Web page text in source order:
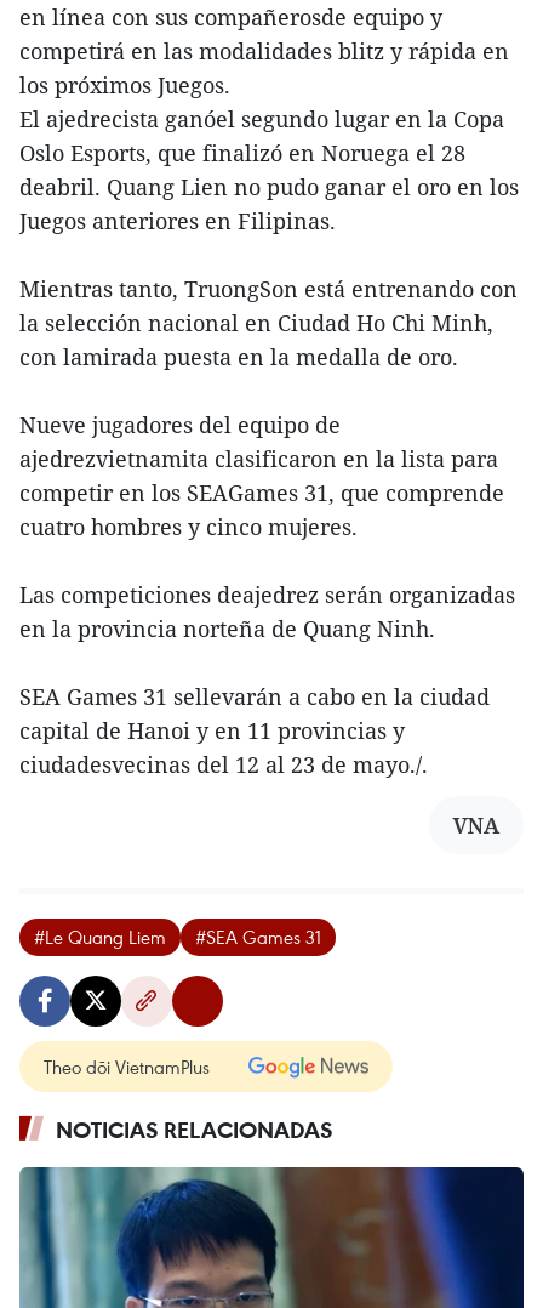
en línea con sus compañerosde equipo y
competirá en las modalidades blitz y rápida en
los próximos Juegos.
El ajedrecista ganóel segundo lugar en la Copa
Oslo Esports, que finalizó en Noruega el 28
deabril. Quang Lien no pudo ganar el oro en los
Juegos anteriores en Filipinas.
Mientras tanto, TruongSon está entrenando con
la selección nacional en Ciudad Ho Chi Minh,
con lamirada puesta en la medalla de oro.
Nueve jugadores del equipo de
ajedrezvietnamita clasificaron en la lista para
competir en los SEAGames 31, que comprende
cuatro hombres y cinco mujeres.
Las competiciones deajedrez serán organizadas
en la provincia norteña de Quang Ninh.
SEA Games 31 sellevarán a cabo en la ciudad
capital de Hanoi y en 11 provincias y
ciudadesvecinas del 12 al 23 de mayo./.
VNA
#Le Quang Liem #SEA Games 31
Theo dõi VietnamPlus
NOTICIAS RELACIONADAS